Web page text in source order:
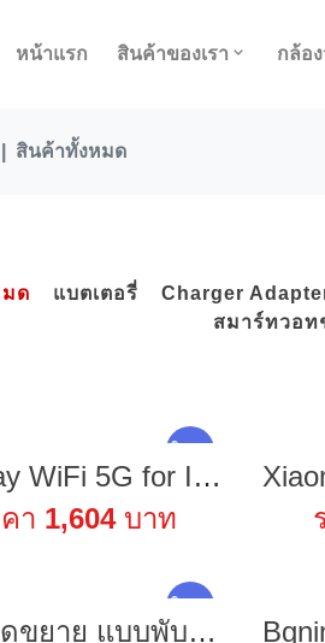
หน้าแรก สินค้าของเรา กล้อ
สินค้าทั้งหมด
ด แบตเตอรี่ Charger
สมาร์ทวอท
CarPlay WiFi 5G for IOS [shopee Mall]
า 1,604บาท
￼ตัวยึดขยาย แบบพับได้ Mavic Air 2S ที่วางแท็บเล็ต รีโมทคอนโทรล ที่วางโทรศัพท์ Ipad สําหรับ DJI MINI 2 / MINI 3 อุปกรณ์เสริม